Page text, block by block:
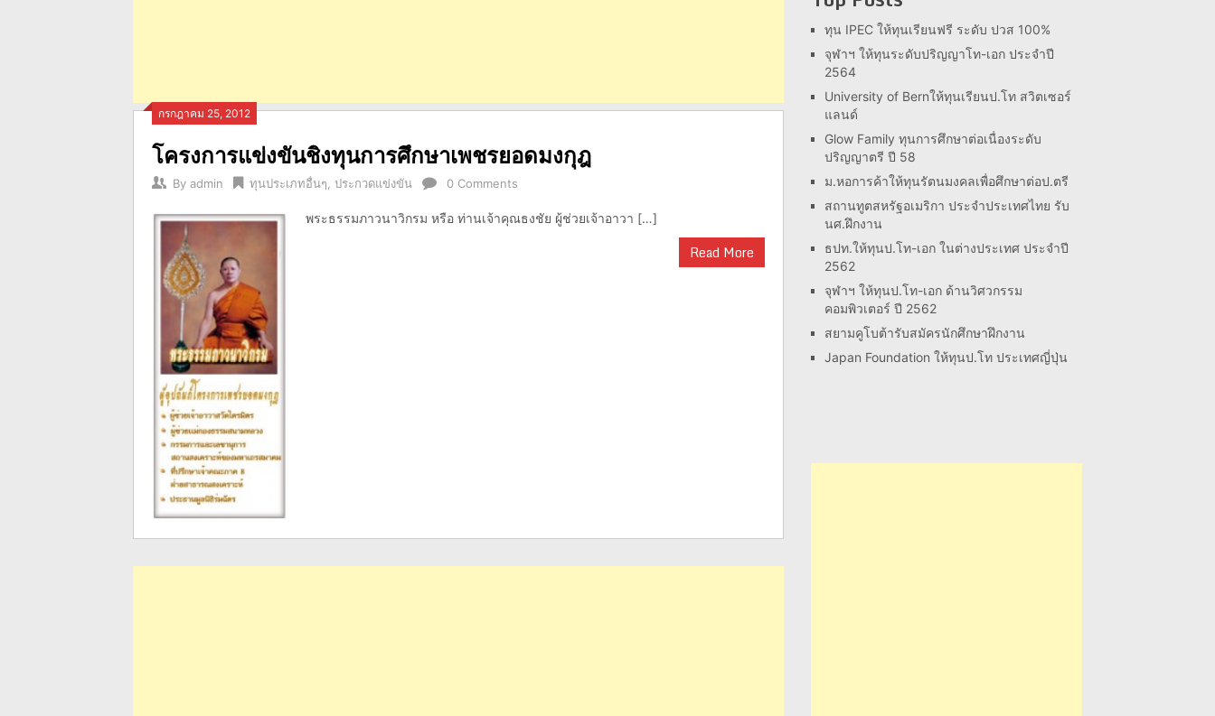
กรกฎาคม 25, 2012
โครงการแข่งขันชิงทุนการศึกษาเพชรยอดมงกุฎ
By admin ทุนประเภทอื่นๆ ประกวดแข่งขัน 0 Comments
พระธรรมภาวนาวิกรม หรือ ท่านเจ้าคุณธงชัย ผู้ช่วยเจ้าอาวา […]
Read More
ทุน IPEC ให้ทุนเรียนฟรี ระดับ ปวส 100%
จุฬาฯ ให้ทุนระดับปริญญาโท-เอก ประจำปี
2564
University of Bernให้ทุนเรียนป.โท สวิตเซอร์
แลนด์
Glow Family ทุนการศึกษาต่อเนื่องระดับ
ปริญญาตรี ปี 58
ม.หอการค้าให้ทุนรัตนมงคลเพื่อศึกษาต่อป.ตรี
สถานทูตสหรัฐอเมริกา ประจำประเทศไทย รับ
นศ.ฝึกงาน
ธปท.ให้ทุนป.โท-เอก ในต่างประเทศ ประจำปี
2562
จุฬาฯ ให้ทุนป.โท-เอก ด้านวิศวกรรม
คอมพิวเตอร์ ปี 2562
สยามคูโบต้ารับสมัครนักศึกษาฝึกงาน
Japan Foundation ให้ทุนป.โท ประเทศญี่ปุ่น